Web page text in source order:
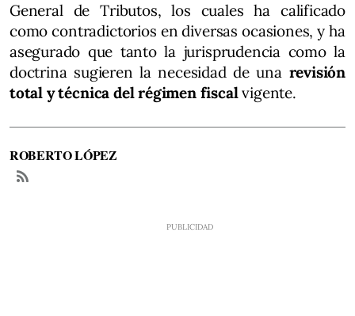
General de Tributos, los cuales ha calificado
como contradictorios en diversas ocasiones, y ha
asegurado que tanto la jurisprudencia como la
doctrina sugieren la necesidad de una revisión
total y técnica del régimen fiscalvigente.
ROBERTO LÓPEZ